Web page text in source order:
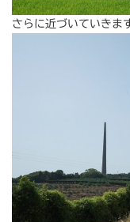
さらに近づいていきま